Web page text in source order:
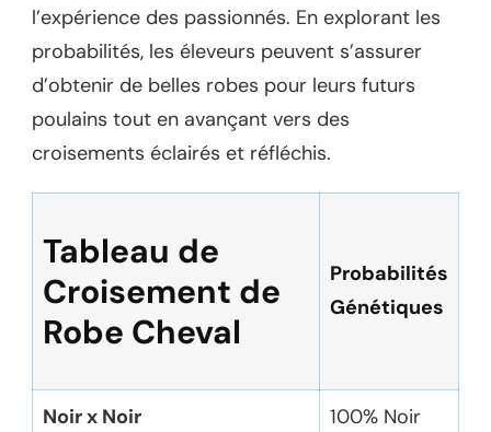
l’expérience des passionnés. En explorant les
probabilités, les éleveurs peuvent s’assurer
d’obtenir de belles robes pour leurs futurs
poulains tout en avançant vers des
croisements éclairés et réfléchis.
Tableau de
Croisement de
Robe Cheval
Probabilités
Génétiques
Noir x Noir 100% Noir